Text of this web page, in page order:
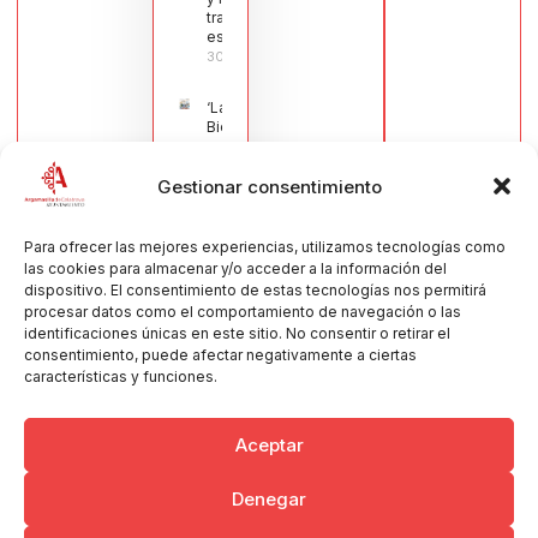
Gestionar consentimiento
Para ofrecer las mejores experiencias, utilizamos tecnologías como
las cookies para almacenar y/o acceder a la información del
dispositivo. El consentimiento de estas tecnologías nos permitirá
procesar datos como el comportamiento de navegación o las
identificaciones únicas en este sitio. No consentir o retirar el
consentimiento, puede afectar negativamente a ciertas
características y funciones.
Aceptar
Denegar
tradicional
española
30/07/2026
‘La
Bienvenida’,
estampa de
de la Virgen
Muñoz
Muñoz,
anuncia las
Fiestas
Patronales
2026
30/07/2026